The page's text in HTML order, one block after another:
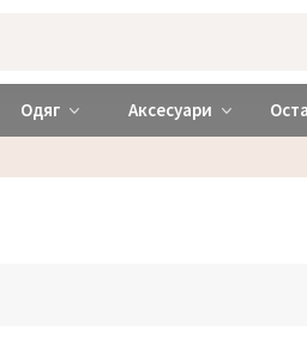
❤️ brabrabra ❤️ Київ та Україна
Одяг Аксесуари